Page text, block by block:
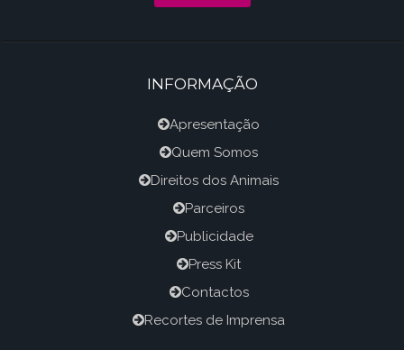
INFORMAÇÃO
Apresentação
Quem Somos
Direitos dos Animais
Parceiros
Publicidade
Press Kit
Contactos
Recortes de Imprensa